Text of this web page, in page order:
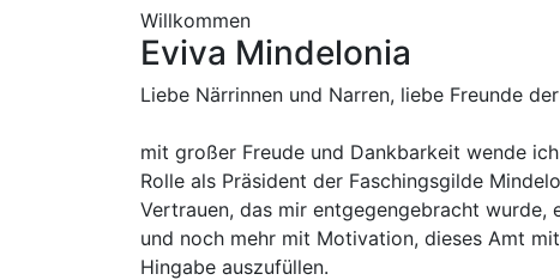
Willkommen
Eviva Mindelonia
Liebe Närrinnen und Narren, liebe Freunde
mit großer Freude und Dankbarkeit wende
Rolle als Präsident der Faschingsgilde
Vertrauen, das mir entgegengebracht wurde,
und noch mehr mit Motivation, dieses Amt
Hingabe auszufüllen.